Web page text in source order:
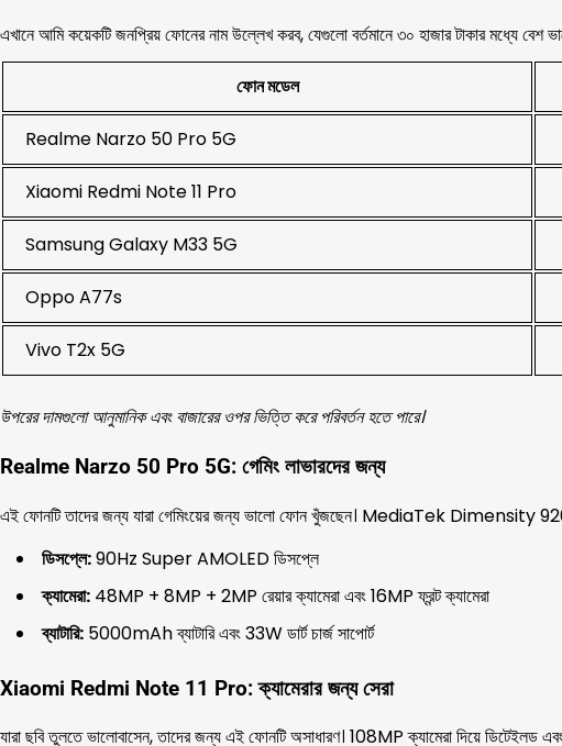
এখানে আমি কয়েকটি জনপ্রিয় ফোনের নাম উল্লেখ করব, যেগুলো বর্তমানে ৩০ হাজার টাকার মধ্যে বেশ
ফোন মডেল
Realme Narzo 50 Pro 5G
Xiaomi Redmi Note 11 Pro
Samsung Galaxy M33 5G
Oppo A77s
Vivo T2x 5G
উপরের দামগুলো আনুমানিক এবং বাজারের ওপর ভিত্তি করে পরিবর্তন হতে পারে।
Realme Narzo 50 Pro 5G: গেমিং লাভারদের জন্য
এই ফোনটি তাদের জন্য যারা গেমিংয়ের জন্য ভালো ফোন খুঁজছেন। MediaTek Dimensity 920
ডিসপ্লে:90Hz Super AMOLED ডিসপ্লে
ক্যামেরা: 48MP + 8MP + 2MP রেয়ার ক্যামেরা এবং 16MP ফ্রন্ট ক্যামেরা
ব্যাটারি: 5000mAh ব্যাটারি এবং 33W ডার্ট চার্জ সাপোর্ট
Xiaomi Redmi Note 11 Pro: ক্যামেরার জন্য সেরা
যারা ছবি তুলতে ভালোবাসেন, তাদের জন্য এই ফোনটি অসাধারণ। 108MP ক্যামেরা দিয়ে ডিটেইলড এবং